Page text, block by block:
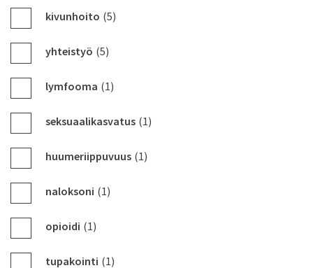
kivunhoito (5)
yhteistyö (5)
lymfooma (1)
seksuaalikasvatus (1)
huumeriippuvuus (1)
naloksoni (1)
opioidi (1)
tupakointi (1)